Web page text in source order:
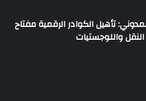
تأهيل الكوادر الرقمية مفتاح
واللوجستيات